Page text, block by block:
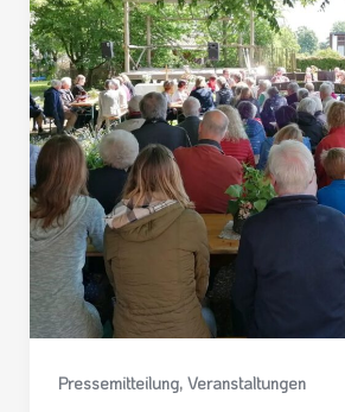
Pressemitteilung, Veranstaltungen